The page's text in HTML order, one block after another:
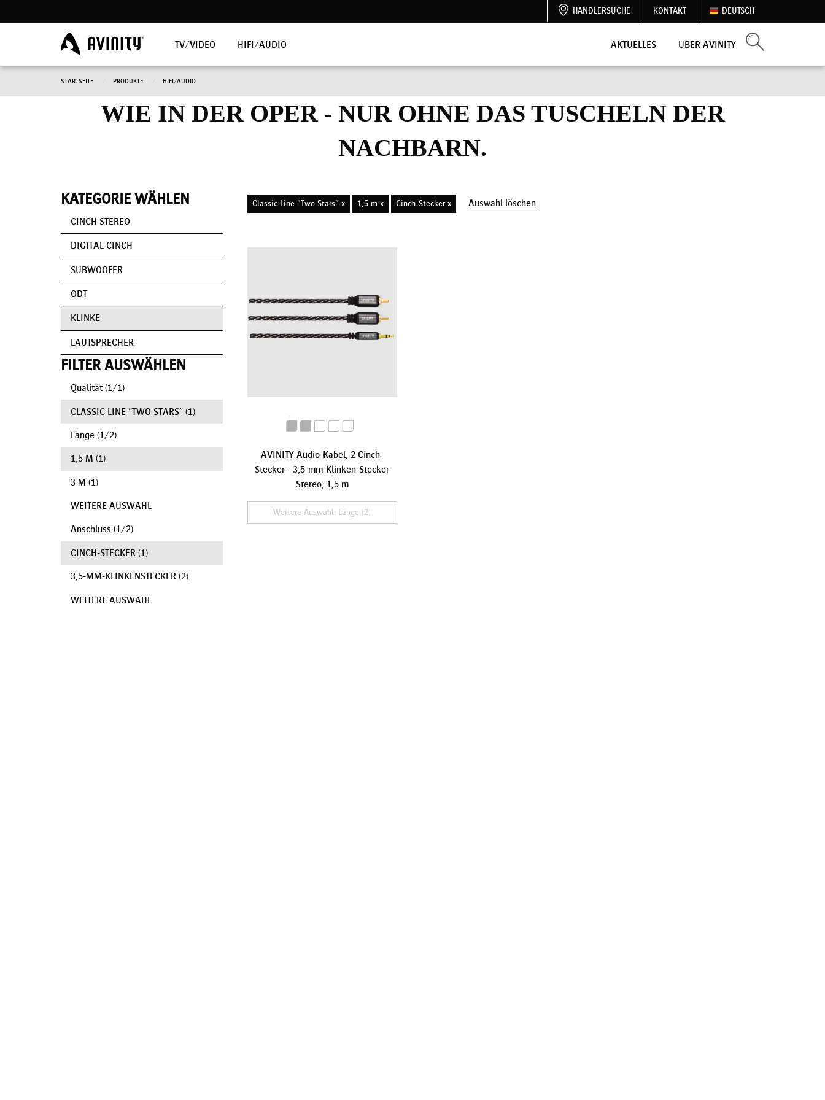
HÄNDLERSUCHE KONTAKT DEUTSCH
TV/VIDEO HIFI/AUDIO AKTUELLES ÜBER AVINITY
STARTSEITE PRODUKTE HIFI/AUDIO
WIE IN DER OPER - NUR OHNE DAS TUSCHELN DER
NACHBARN.
KATEGORIE WÄHLEN
CINCH STEREO
DIGITAL CINCH
SUBWOOFER
ODT
KLINKE
LAUTSPRECHER
FILTER AUSWÄHLEN
Qualität (1/1)
CLASSIC LINE "TWO STARS" (1)
Länge (1/2)
1,5 M (1)
3 M (1)
WEITERE AUSWAHL
Anschluss (1/2)
CINCH-STECKER (1)
3,5-MM-KLINKENSTECKER (2)
WEITERE AUSWAHL
Classic Line "Two Stars" x 1,5 m x Cinch-Stecker x Auswahl löschen
AVINITY Audio-Kabel, 2 Cinch-
Stecker - 3,5-mm-Klinken-Stecker
Stereo, 1,5 m
Weitere Auswahl: Länge (2)